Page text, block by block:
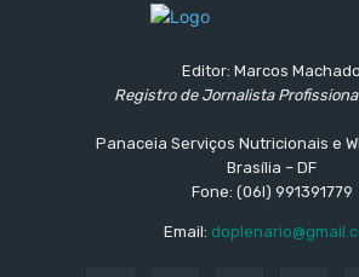
Editor: Marcos Machado
Registro de Jornalista
Panaceia Serviços Nutricionais e
Brasília – DF
Fone: (06l) 991391779
Email: